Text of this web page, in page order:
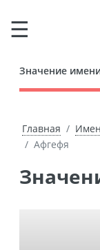
Значение
Главная
Афгефя